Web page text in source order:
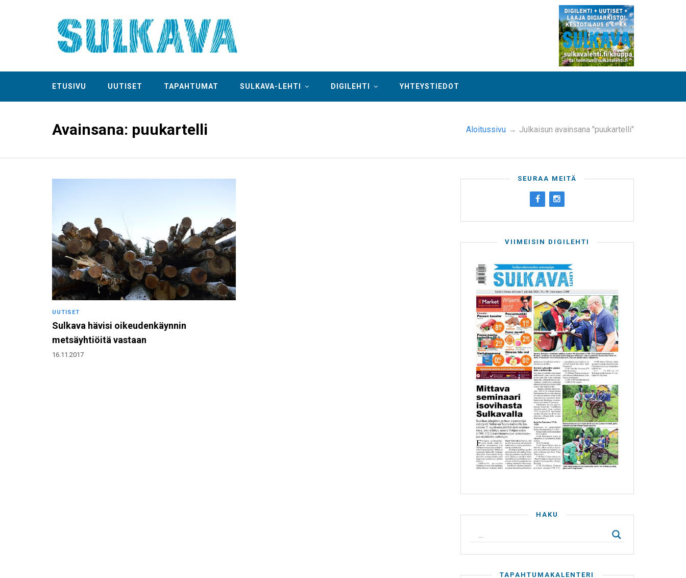
ETUSIVU UUTISET TAPAHTUMAT SULKAVA-LEHTI DIGILEHTI YHTEYSTIEDOT
Avainsana: puukartelli Aloitussivu → Julkaisun avainsana "puukartelli"
UUTISET
Sulkava hävisi oikeudenkäynnin
metsäyhtiöitä vastaan
16.11.2017
SEURAA MEITÄ
VIIMEISIN DIGILEHTI
HAKU
TAPAHTUMAKALENTERI